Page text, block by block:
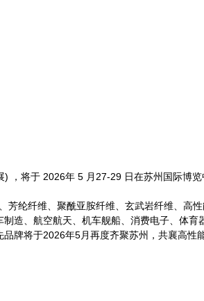
，将于 2026年 5 月27-29 日在苏州国际博览
纶纤维、聚酰亚胺纤维、玄武岩纤维、高
造、航空航天、机车舰船、消费电子、体育
牌将于2026年5月再度齐聚苏州，共襄高性